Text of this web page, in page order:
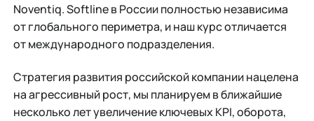
Noventiq. Softline в России полностью независима
от глобального периметра, и наш курс отличается
от международного подразделения.
Стратегия развития российской компании нацелена
на агрессивный рост, мы планируем в ближайшие
несколько лет увеличение ключевых KPI, оборота,